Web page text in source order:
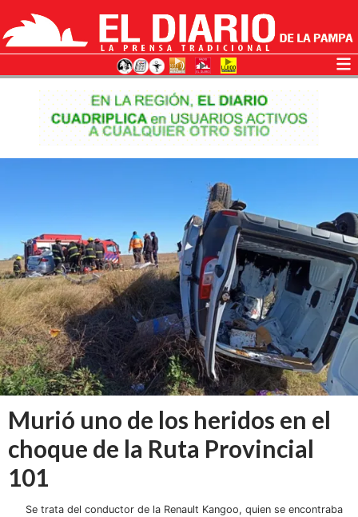
Murió uno de los heridos en el
choque de la Ruta Provincial
101
Se trata del conductor de la Renault Kangoo, quien se encontraba